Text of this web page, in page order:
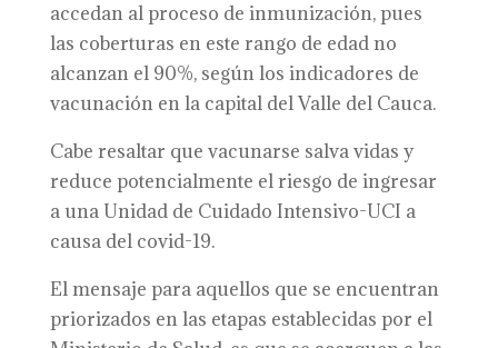
accedan al proceso de inmunización, pues
las coberturas en este rango de edad no
alcanzan el 90%, según los indicadores de
vacunación en la capital del Valle del Cauca.
Cabe resaltar que vacunarse salva vidas y
reduce potencialmente el riesgo de ingresar
a una Unidad de Cuidado Intensivo-UCI a
causa del covid-19.
El mensaje para aquellos que se encuentran
priorizados en las etapas establecidas por el